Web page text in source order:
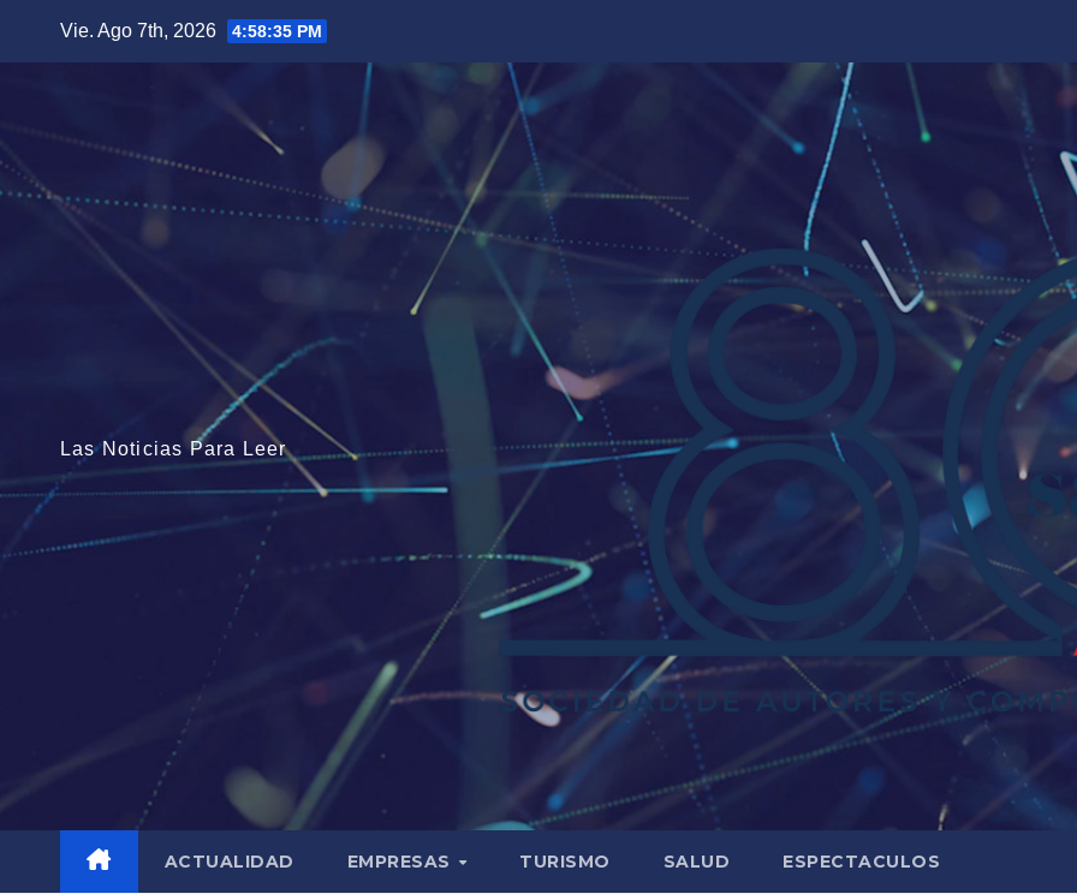
Vie. Ago 7th, 2026 4:58:36 PM
Las Noticias Para Leer
ACTUALIDAD EMPRESAS TURISMO SALUD ESPECTACULOS